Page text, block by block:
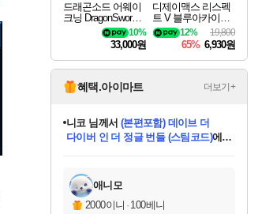
드래곤소드 어웨이
크닝 DragonSword A
10%
33,000원
디제이맥스 리스펙
트 V 블루아카이브
팩 DJMAX RESPE
CT V Blue Archive P
ack DLC
19,800
12%
65% 6,930원
혜택.아이마트 더보기+
교환.
당첨되셨습니다.
니코님께서 (본편포함) 데이브 더
다이버 인 더 정글 번들 (스팀코드)에
당첨되셨습니다.
당첨되셨습니다.
당첨되셨습니다.
당첨되셨습니다.
당첨되셨습니다.
에디션 (스팀코드)
당첨되셨습니다.
애니모
2000이니 · 100베니